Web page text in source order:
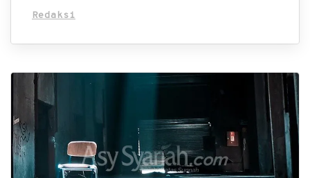
Redaksi